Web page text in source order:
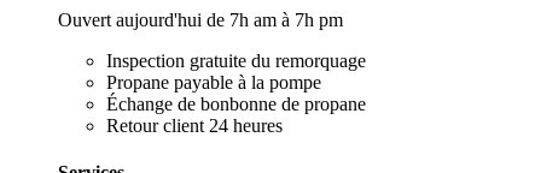
Ouvert aujourd'hui de 7h am à 7h pm
Inspection gratuite du remorquage
Propane payable à la pompe
Échange de bonbonne de propane
Retour client 24 heures